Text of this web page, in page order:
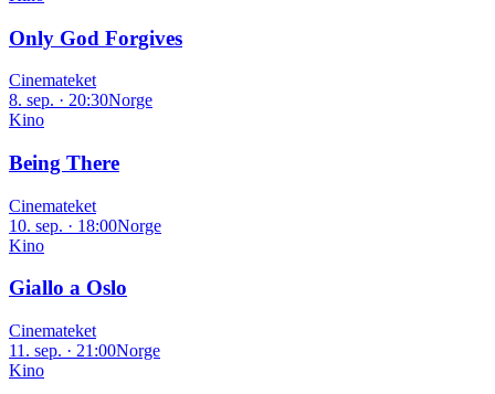
Only God Forgives
Cinemateket
8. sep. · 20:30Norge
Kino
Being There
Cinemateket
10. sep. · 18:00Norge
Kino
Giallo a Oslo
Cinemateket
11. sep. · 21:00Norge
Kino